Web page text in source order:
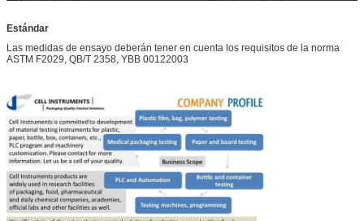
Estándar
Las medidas de ensayo deberán tener en cuenta los requisitos de la norma
ASTM F2029, QB/T 2358, YBB 00122003